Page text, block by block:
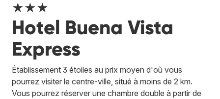
★★★
Hotel Buena Vista
Express
Établissement 3 étoiles au prix moyen d'où vous
pourrez visiter le centre-ville, situé à moins de 2 km.
Vous pourrez réserver une chambre double à partir de